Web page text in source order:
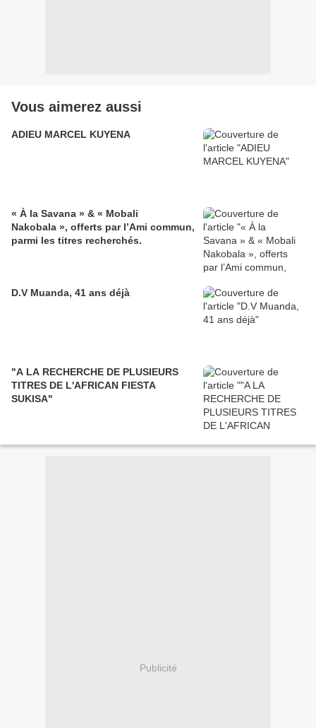
Vous aimerez aussi
ADIEU MARCEL KUYENA
« À la Savana » & « Mobali
Nakobala », offerts par l’Ami commun,
parmi les titres recherchés.
D.V Muanda, 41 ans déjà
"A LA RECHERCHE DE PLUSIEURS
TITRES DE L'AFRICAN FIESTA
SUKISA"
Publicité